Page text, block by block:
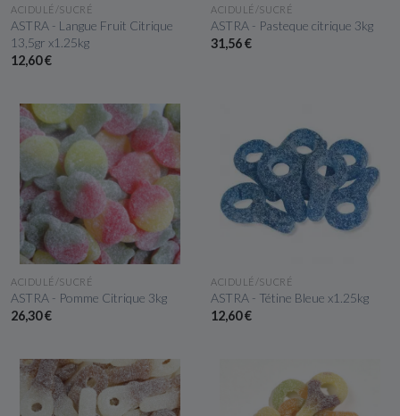
APERÇU RAPIDE
ACIDULÉ/SUCRÉ
ASTRA - Langue Fruit Citrique
13,5gr x1.25kg
12,60 €
APERÇU RAPIDE
ACIDULÉ/SUCRÉ
ASTRA - Pasteque citrique 3kg
31,56 €
APERÇU RAPIDE
ACIDULÉ/SUCRÉ
ASTRA - Pomme Citrique 3kg
26,30 €
APERÇU RAPIDE
ACIDULÉ/SUCRÉ
ASTRA - Tétine Bleue x1.25kg
12,60 €